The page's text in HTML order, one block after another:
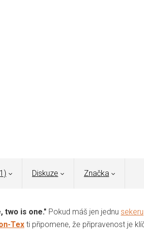
Diskuze Značka
two is one." Pokud máš jen jednu sekeru
Tex ti připomene, že připravenost je